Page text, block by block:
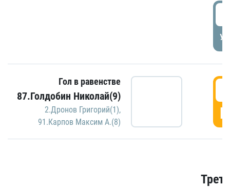
Гол в равенстве
87.Голдобин Николай(9)
2.Дронов Григорий(1),
91.Карпов Максим А.(8)